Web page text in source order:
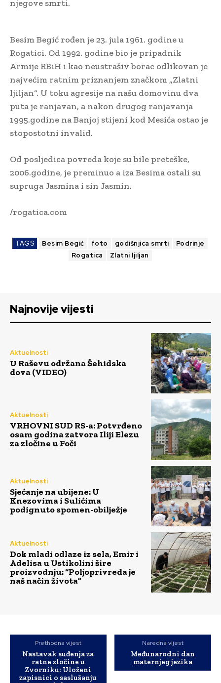
njegove smrti.
Besim Begić rođen je 23. jula 1961. godine u
Rogatici. Od 1992. godine bio je pripadnik
Armije RBiH i kao neustrašiv borac odlikovan je
najvećim ratnim priznanjem značkom „Zlatni
ljiljan“. U toku agresije na našu domovinu dva
puta je ranjavan, a nakon drugog ranjavanja
1995.godine na Banjoj stijeni kod Mesića ostao je
stopostotni invalid.
Od posljedica povreda koje su bile preteške,
2006.godine, je preminuo a iza Besima ostali su
supruga Jasmina i sin Jasmin.
/rogatica.com
TAGS Besim Begić foto godišnjica smrti
Podrinje
Rogatica
Zlatni ljiljan
Najnovije vijesti
Aktuelnosti
U Raševu održana Šehidska
dova (VIDEO)
Aktuelnosti
VRHOVNI SUD RS-a: Potvrđeno
osam godina zatvora Iliji Elezu
za zločine u Foči
Aktuelnosti
Sjećanje na ubijene: U
Knezovima i Sulićima
podignuto spomen-obilježje
Aktuelnosti
Dok mladi odlaze iz sela, Emir i
Adelisa u Ustikolini šire
proizvodnju: “Poljoprivreda je
naš način života”
Prethodna vijest
Nastavak suđenja za
ratne zločine u
Zvorniku: Uloženi
zapisnici o saslušanju
Naredna vijest
Međunarodni dan
maternjeg jezika